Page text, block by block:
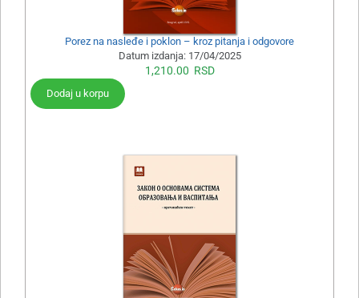
Porez na nasleđe i poklon – kroz pitanja i odgovore
Datum izdanja: 17/04/2025
1,210.00 RSD
Dodaj u korpu